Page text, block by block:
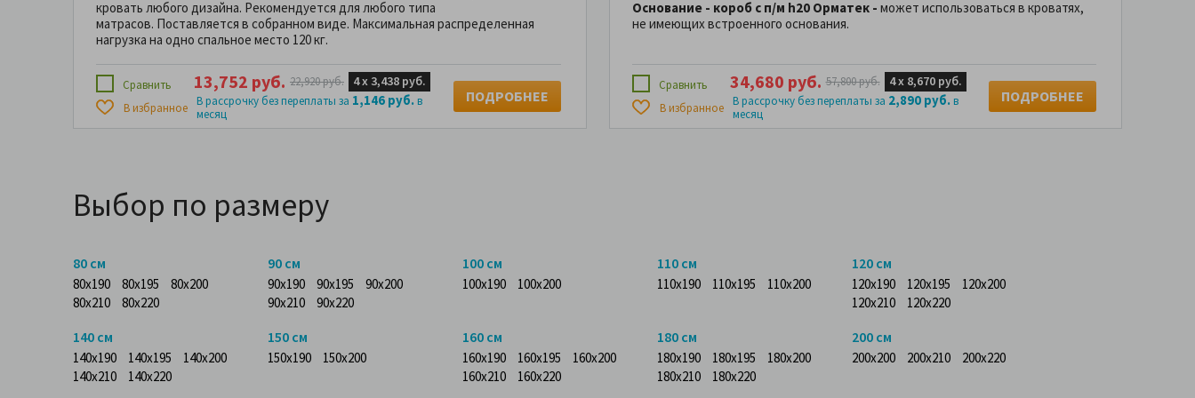
кровать любого дизайна. Рекомендуется для любого типа
матрасов. Поставляется в собранном виде. Максимальная распределенная
нагрузка на одно спальное место 120 кг.
Сравнить
В избранное
13,752 руб. 22,920 руб. 4 х 3,438 руб.
В рассрочку без переплаты за 1,146 руб.в
месяц
ПОДРОБНЕЕ
Основание - короб с п/м h20 Орматек - может использоваться в кроватях,
не имеющих встроенного основания.
Сравнить
В избранное
34,680 руб. 57,800 руб. 4 х 8,670 руб.
В рассрочку без переплаты за 2,890 руб.в
месяц
ПОДРОБНЕЕ
Выбор по размеру
80 см
80x190 80x195
80x200
80x210
80x220
90 см
90x190 90x195
90x200
90x210
90x220
100 см
100x190 100x200
110 см
110x190 110x195 110x200
120 см
120x190 120x195
120x200
120x210
120x220
140 см
140x190 140x195
140x200
140x210
140x220
150 см
150x190 150x200
160 см
160x190 160x195
160x200
160x210
160x220
180 см
180x190 180x195
180x200
180x210
180x220
200 см
200x200 200x210 200x220